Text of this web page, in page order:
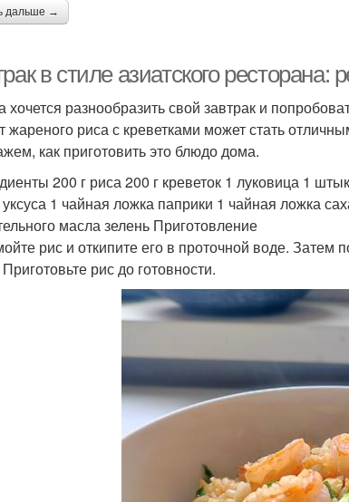
дальше →
в стиле азиатского ресторана:
хочется разнообразить свой завтрак и
жареного риса с креветками может стать
как приготовить это блюдо дома.
200 г риса 200 г креветок 1 луковица 1
1 чайная ложка паприки 1 чайная ложка
масла зелень Приготовление
рис и откипите его в проточной воде. Затем
рис до готовности.